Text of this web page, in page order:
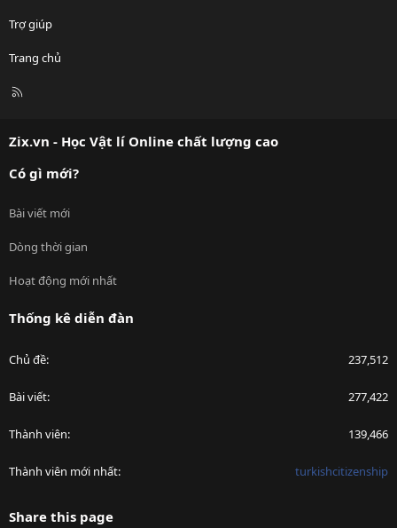
Trợ giúp
Trang chủ
R
Zix.vn - Học Vật lí Online chất lượng cao
Có gì mới?
Bài viết mới
Dòng thời gian
Hoạt động mới nhất
Thống kê diễn đàn
Chủ đề 237,512
Bài viết 277,422
Thành viên 139,466
Thành viên mới nhất turkishcitizenship
Share this page